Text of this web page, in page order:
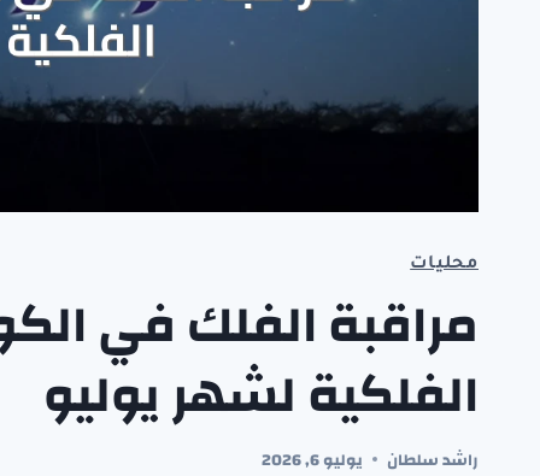
محليات
مراقبة الفلك في
الفلكية لشهر يوليو
راشد سلطان يوليو 6, 2026